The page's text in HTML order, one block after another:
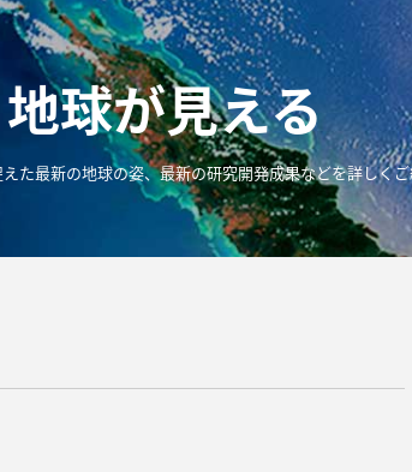
地球が見える
た最新の地球の姿、最新の研究開発成果などを詳しく